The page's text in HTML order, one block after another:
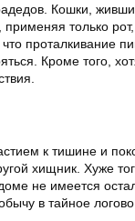
Кошки,
только
проталкивание
Кроме того,
к тишине и
хищник. Хуже
не имеется
в тайное